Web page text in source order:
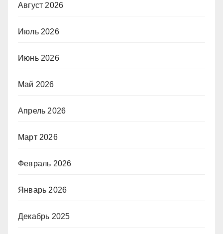
Август 2026
Июль 2026
Июнь 2026
Май 2026
Апрель 2026
Март 2026
Февраль 2026
Январь 2026
Декабрь 2025